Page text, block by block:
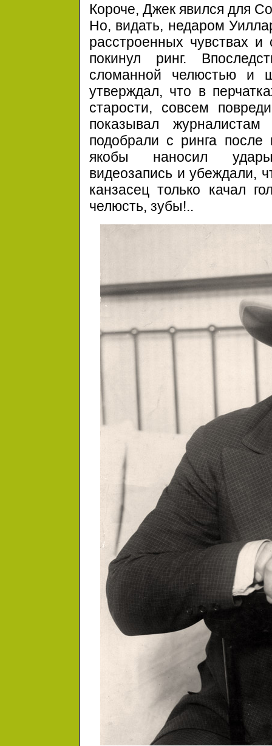
Короче, Джек явился для
Но, видать, недаром
расстроенных чувствах
покинул ринг.
сломанной челюстью и
утверждал, что в
старости, совсем
показывал
подобрали с ринга
якобы наносил
видеозапись и убеждали,
канзасец только качал
челюсть, зубы!..